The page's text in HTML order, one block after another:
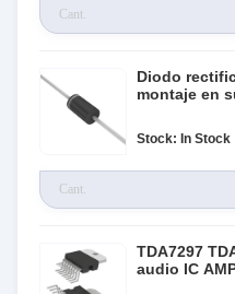
Diodo
montaje en
Stock: In Stock
TDA7297
audio IC